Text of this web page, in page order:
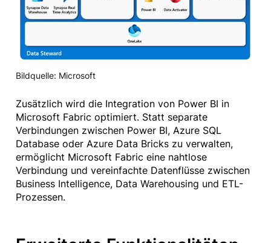
Bildquelle: Microsoft
Zusätzlich wird die Integration von Power BI in
Microsoft Fabric optimiert. Statt separate
Verbindungen zwischen Power BI, Azure SQL
Database oder Azure Data Bricks zu verwalten,
ermöglicht Microsoft Fabric eine nahtlose
Verbindung und vereinfachte Datenflüsse zwischen
Business Intelligence, Data Warehousing und ETL-
Prozessen.